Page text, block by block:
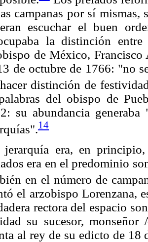
campanas por sí
escuchar el buen
la distinción
de México,
de octubre de 1766: "no
distinción de
del obispo de
su abundancia
14
jerarquía era, en
era en el predominio
en el número de
el arzobispo Lorenzana,
rectora del espacio
su sucesor,
al rey de su edicto de